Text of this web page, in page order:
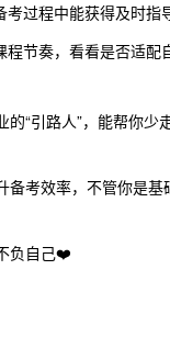
过程中能获得及时指
节奏，看看是否适配
“引路人”，能帮你少
考效率，不管你是
负自己❤️